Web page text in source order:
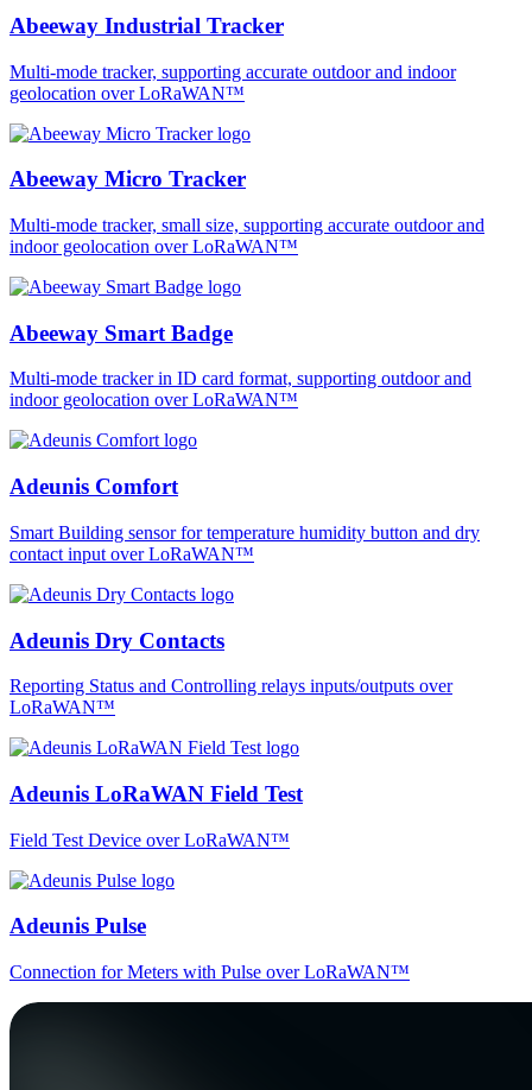
Abeeway Industrial Tracker
Multi-mode tracker, supporting accurate outdoor and indoor
geolocation over LoRaWAN™
Abeeway Micro Tracker
Multi-mode tracker, small size, supporting accurate outdoor and
indoor geolocation over LoRaWAN™
Abeeway Smart Badge
Multi-mode tracker in ID card format, supporting outdoor and
indoor geolocation over LoRaWAN™
Adeunis Comfort
Smart Building sensor for temperature humidity button and dry
contact input over LoRaWAN™
Adeunis Dry Contacts
Reporting Status and Controlling relays inputs/outputs over
LoRaWAN™
Adeunis LoRaWAN Field Test
Field Test Device over LoRaWAN™
Adeunis Pulse
Connection for Meters with Pulse over LoRaWAN™